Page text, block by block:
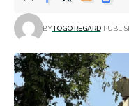
BYTOGO REGARD